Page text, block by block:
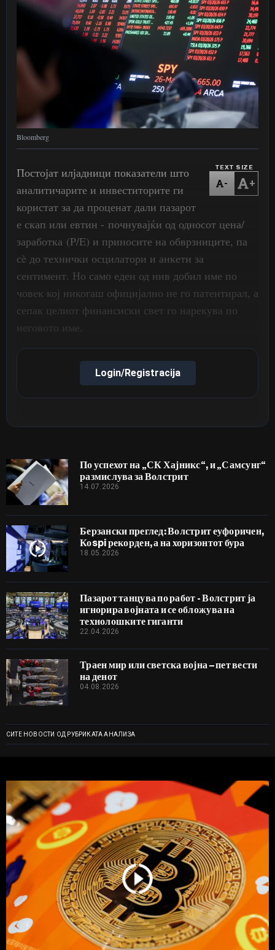
Bloomberg
TEXT SIZE
- +
Постојат илјадници показатели што
аналитичарите и инвеститорите ги
користат за да проценат дали пазарот
е скап или евтин - почнувајќи од односот цена/
заработка (P/E) и приносите на обврзниците, па
сè до технички осцилатори и анкети за
сентимент. Но само еден од нив добил име по
човек кој никогаш официјално не го патентирал, а
сепак целиот финансиски свет го нарекува по
неговото име.
Login/Registracija
По успехот на „СК Хајникс“, и „Самсунг“
размислува за Волстрит
14.07.2026
Берзански преглед: Волстрит еуфоричен,
Коspi рекорден, а на хоризонтот бура
18.05.2026
Пазарот танцува по работ - Волстрит ја
игнорира војната и се обложува на
технолошките гиганти
22.04.2026
Траен мир или светска војна – пет вести
на денот
04.08.2026
СИТЕ НОВОСТИ ОД РУБРИКАТА АНАЛИЗА